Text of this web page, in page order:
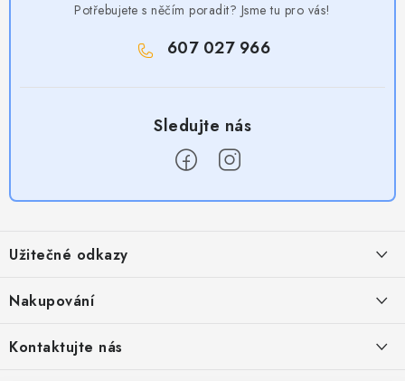
Potřebujete s něčím poradit? Jsme tu pro vás!
607 027 966
p
a
Užitečné odkazy
Provizní systém
Nakupování
Kontaktujte nás